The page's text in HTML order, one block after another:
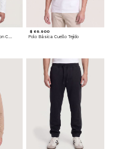
$ 69.900
Polo Básica Cuello Tejido